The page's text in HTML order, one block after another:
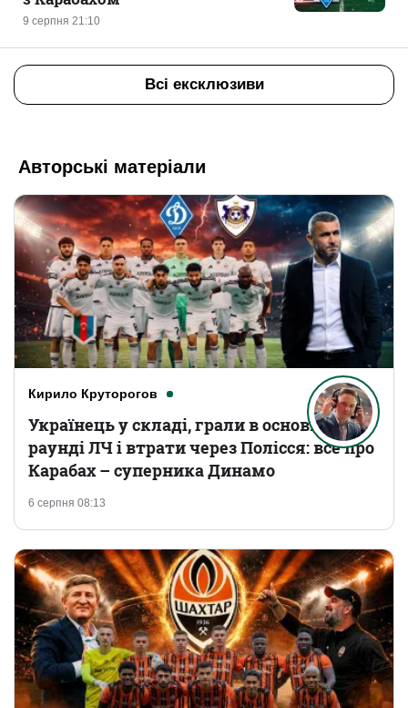
9 серпня 21:10
Всі ексклюзиви
Авторські матеріали
Кирило Круторогов
6 серпня 08:13
Українець у складі, грали в основному
раунді ЛЧ і втрати через Полісся: все про
Карабах – суперника Динамо